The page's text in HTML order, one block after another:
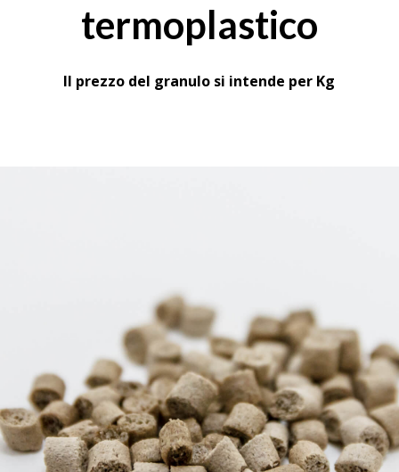
termoplastico
Il prezzo del granulo si intende per Kg
ACQUISTA